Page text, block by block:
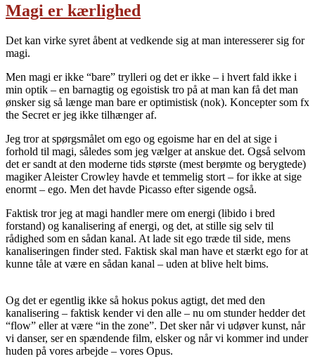
Magi er kærlighed
Det kan virke syret åbent at vedkende sig at man interesserer sig for
magi.
Men magi er ikke “bare” trylleri og det er ikke – i hvert fald ikke i
min optik – en barnagtig og egoistisk tro på at man kan få det man
ønsker sig så længe man bare er optimistisk (nok). Koncepter som fx
the Secret er jeg ikke tilhænger af.
Jeg tror at spørgsmålet om ego og egoisme har en del at sige i
forhold til magi, således som jeg vælger at anskue det. Også selvom
det er sandt at den moderne tids største (mest berømte og berygtede)
magiker Aleister Crowley havde et temmelig stort – for ikke at sige
enormt – ego. Men det havde Picasso efter sigende også.
Faktisk tror jeg at magi handler mere om energi (libido i bred
forstand) og kanalisering af energi, og det, at stille sig selv til
rådighed som en sådan kanal. At lade sit ego træde til side, mens
kanaliseringen finder sted. Faktisk skal man have et stærkt ego for at
kunne tåle at være en sådan kanal – uden at blive helt bims.
Og det er egentlig ikke så hokus pokus agtigt, det med den
kanalisering – faktisk kender vi den alle – nu om stunder hedder det
“flow” eller at være “in the zone”. Det sker når vi udøver kunst, når
vi danser, ser en spændende film, elsker og når vi kommer ind under
huden på vores arbejde – vores Opus.